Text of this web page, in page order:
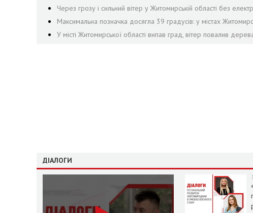
Через грозу і сильний вітер у Житомирській області без
Максимальна позначка досягла 39 градусів: у містах
У місті Житомирської області випав град, вітер повалив
ДІАЛОГИ